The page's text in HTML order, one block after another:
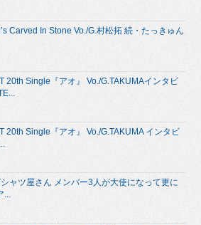
Carved In Stone Vo./G.村松拓 続・たっきゅん
20th Single『アオ』 Vo./G.TAKUMAインタビ
20th Single『アオ』 Vo./G.TAKUMA インタビ
ャツ屋さん メンバー3人が大使になって更に